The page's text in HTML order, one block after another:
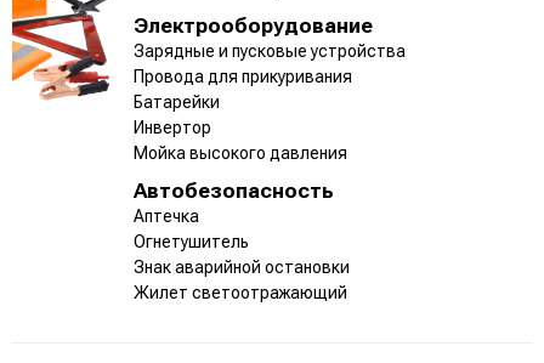
Электрооборудование
Зарядные и пусковые устройства
Провода для прикуривания
Батарейки
Инвертор
Мойка высокого давления
Автобезопасность
Аптечка
Огнетушитель
Знак аварийной остановки
Жилет светоотражающий